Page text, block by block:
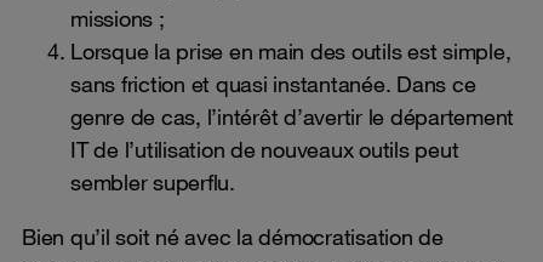
missions ;
Lorsque la prise en main des outils est simple,
sans friction et quasi instantanée. Dans ce
genre de cas, l’intérêt d’avertir le département
IT de l’utilisation de nouveaux outils peut
sembler superflu.
Bien qu’il soit né avec la démocratisation de